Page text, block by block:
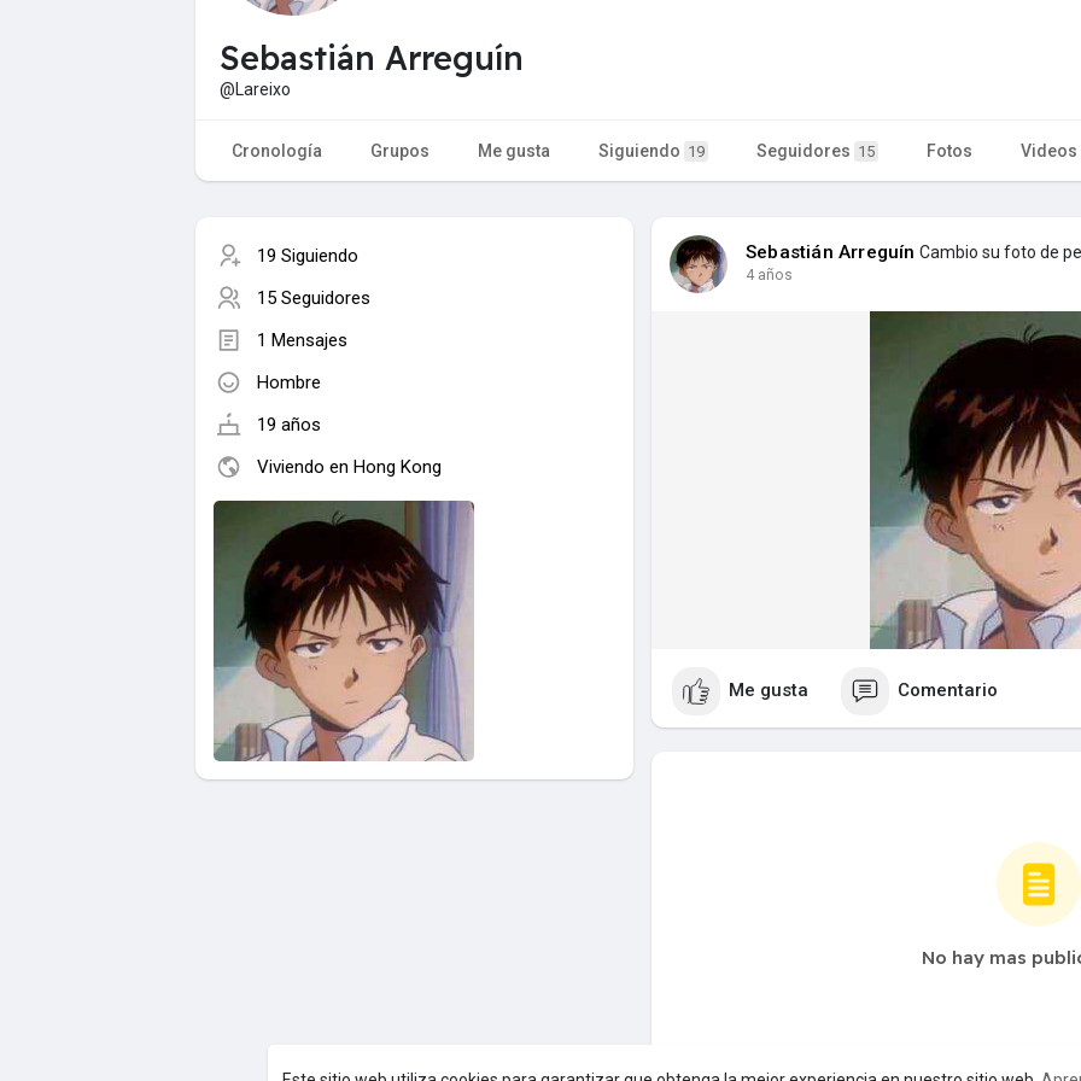
Sebastián Arreguín
@Lareixo
Cronología Grupos Me gusta Siguiendo 19 Seguidores 15 Fotos Videos
19 Siguiendo
15 Seguidores
1 Mensajes
Hombre
19 años
Viviendo en Hong Kong
Sebastián Arreguín Cambio su foto de
4 años
Me gusta Comentario
No hay mas